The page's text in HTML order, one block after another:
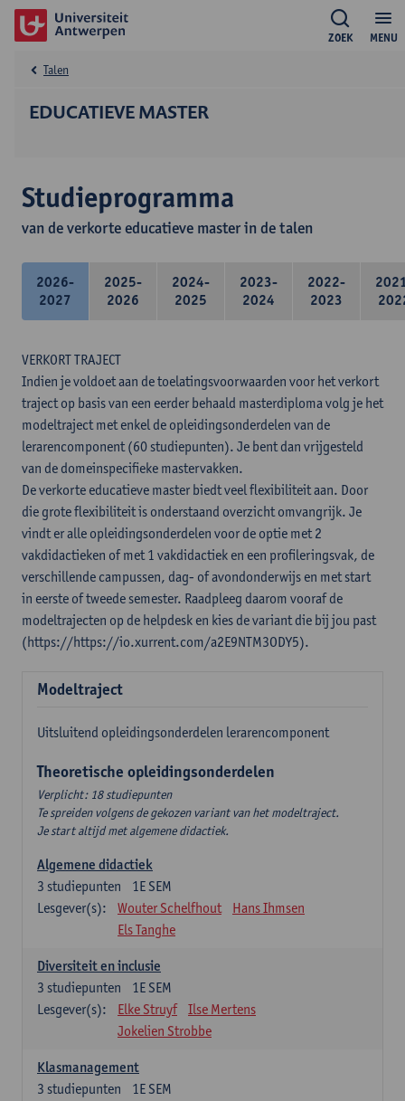
MENU
ZOEK
EDUCATIEVE MASTER
Talen
Studieprogramma
van de verkorte educatieve master in de talen
2026-
2027
2025-
2026
2024-
2025
2023-
2024
2022-
2023
VERKORT TRAJECT
Indien je voldoet aan de toelatingsvoorwaarden voor het verkort
traject op basis van een eerder behaald masterdiploma volg je het
modeltraject met enkel de opleidingsonderdelen van de
lerarencomponent (60 studiepunten). Je bent dan vrijgesteld
van de domeinspecifieke mastervakken.
De verkorte educatieve master biedt veel flexibiliteit aan. Door
die grote flexibiliteit is onderstaand overzicht omvangrijk. Je
vindt er alle opleidingsonderdelen voor de optie met 2
vakdidactieken of met 1 vakdidactiek en een profileringsvak, de
verschillende campussen, dag- of avondonderwijs en met start
in eerste of tweede semester. Raadpleeg daarom vooraf de
modeltrajecten op de helpdesk en kies de variant die bij jou past
(https://https://io.xurrent.com/a2E9NTM3ODY5).
Modeltraject
Uitsluitend opleidingsonderdelen lerarencomponent
Theoretische opleidingsonderdelen
Verplicht: 18 studiepunten
Te spreiden volgens de gekozen variant van het modeltraject.
Je start altijd met algemene didactiek.
Algemene didactiek
1E SEM
3 studiepunten
Lesgever(s):
Wouter Schelfhout
Hans Ihmsen
Els Tanghe
Diversiteit en inclusie
1E SEM
3 studiepunten
Lesgever(s):
Elke Struyf
Ilse Mertens
Jokelien Strobbe
Klasmanagement
1E SEM
3 studiepunten